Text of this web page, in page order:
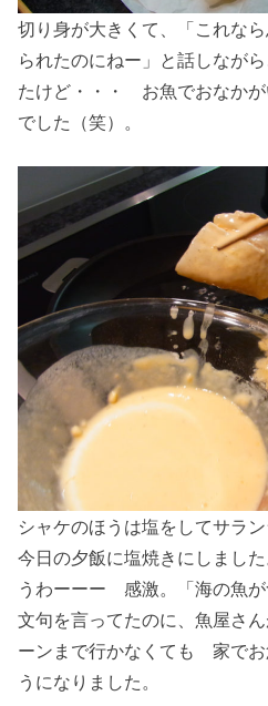
切り身が大きくて、「これな
られたのにねー」と話しなが
たけど・・・ お魚でおなか
でした（笑）。
シャケのほうは塩をしてサラ
今日の夕飯に塩焼きにしました
うわーーー 感激。「海の魚が
文句を言ってたのに、魚屋さ
ーンまで行かなくても 家でお
うになりました。